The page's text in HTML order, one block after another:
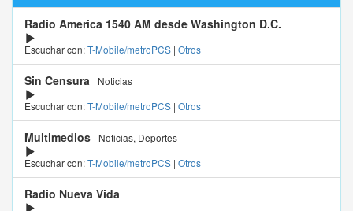
Radio America 1540 AM desde Washington D.C.
Escuchar con:T-Mobile/metroPCS | Otros
Sin Censura
Noticias
Escuchar con:T-Mobile/metroPCS | Otros
Multimedios
Noticias, Deportes
Escuchar con:T-Mobile/metroPCS | Otros
Radio Nueva Vida